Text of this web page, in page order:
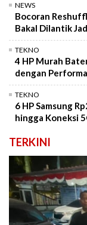
NEWS
Bocoran
Bakal Dilantik
TEKNO
4 HP Murah
dengan
TEKNO
6 HP Samsung
hingga Koneksi
TERKINI